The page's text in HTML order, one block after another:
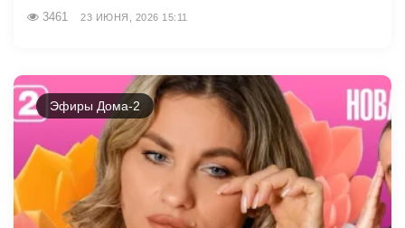
3461 23 ИЮНЯ, 2026 15:11
Эфиры Дома-2